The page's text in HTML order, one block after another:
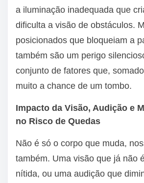
a iluminação inadequada que
dificulta a visão de obstáculos.
posicionados que bloqueiam a
também são um perigo
conjunto de fatores que,
muito a chance de um tombo.
Impacto da Visão, Audição e
no Risco de Quedas
Não é só o corpo que muda,
também. Uma visão que já não
nítida, ou uma audição que